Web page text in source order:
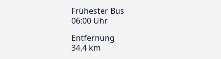
Frühester Bus
06:00 Uhr
Entfernung
34,4 km